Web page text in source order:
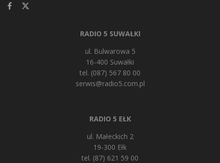
RADIO 5 SUWAŁKI
ul. Bulwarowa 5
16-400 Suwałki
tel. (087) 567 80 00
serwis@radio5.com.pl
RADIO 5 EŁK
ul. Małeckich 2
19-300 Ełk
tel. (87) 621 59 00